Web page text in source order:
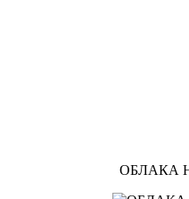
ОБЛАКА